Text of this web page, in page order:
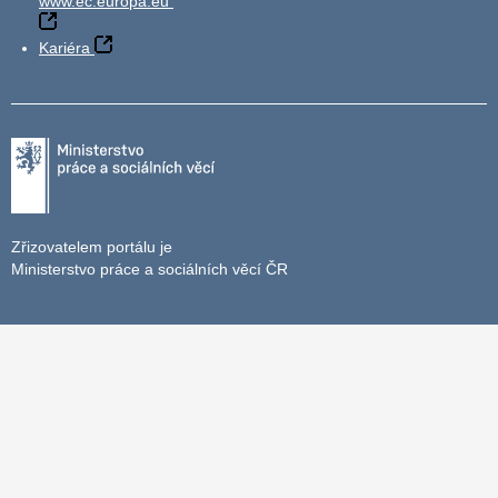
Kariéra
Zřizovatelem portálu je
Ministerstvo práce a sociálních věcí ČR